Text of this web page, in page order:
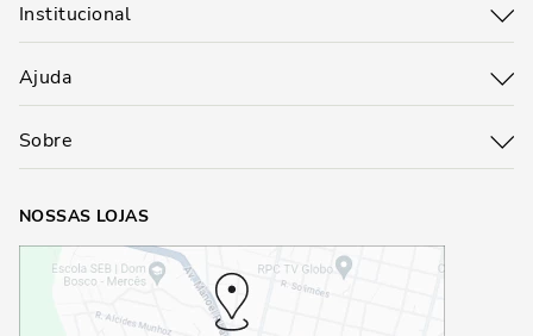
Institucional
Ajuda
Sobre
NOSSAS LOJAS